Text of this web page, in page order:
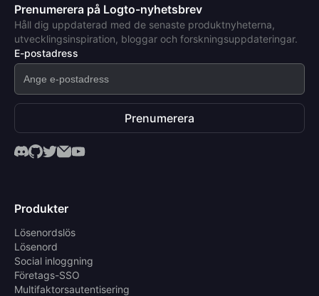
Prenumerera på Logto-nyhetsbrev
Håll dig uppdaterad med de senaste produktnyheterna,
utvecklingsinspiration, bloggar och forskningsuppdateringar.
E-postadress
Prenumerera
Produkter
Lösenordslös
Lösenord
Social inloggning
Företags-SSO
Multifaktorsautentisering